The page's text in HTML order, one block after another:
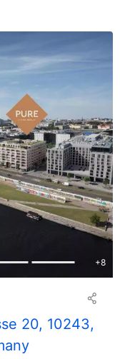
+8
20, 10243,